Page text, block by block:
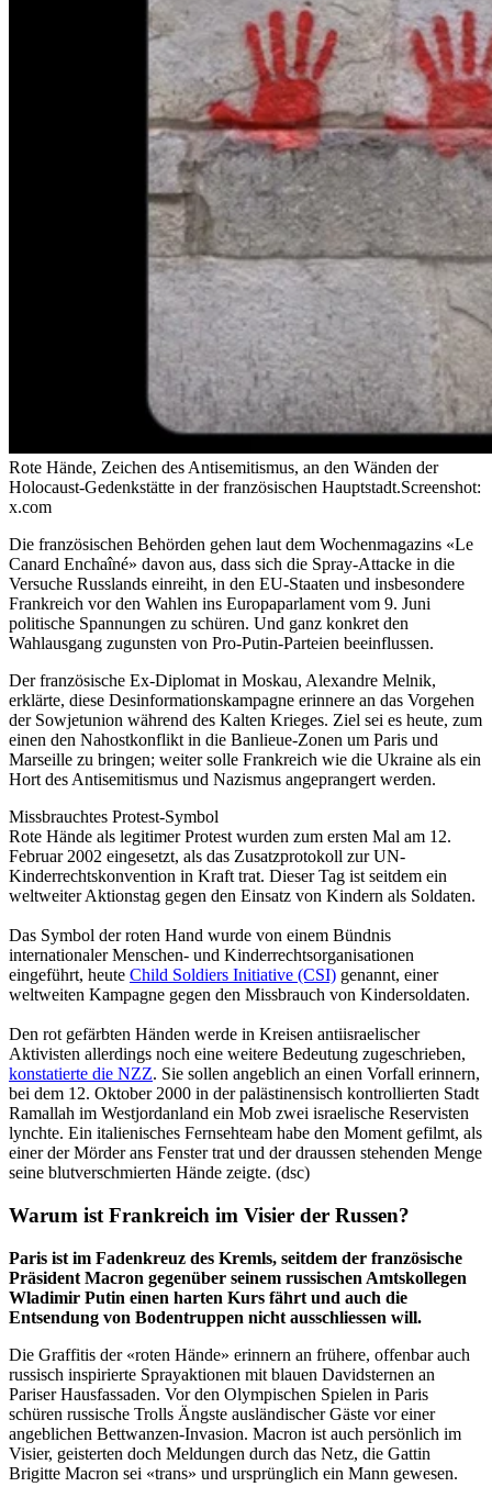
Rote Hände, Zeichen des Antisemitismus, an den Wänden der
Holocaust-Gedenkstätte in der französischen Hauptstadt.Screenshot:
x.com
Die französischen Behörden gehen laut dem Wochenmagazins «Le
Canard Enchaîné» davon aus, dass sich die Spray-Attacke in die
Versuche Russlands einreiht, in den EU-Staaten und insbesondere
Frankreich vor den Wahlen ins Europaparlament vom 9. Juni
politische Spannungen zu schüren. Und ganz konkret den
Wahlausgang zugunsten von Pro-Putin-Parteien beeinflussen.
Der französische Ex-Diplomat in Moskau, Alexandre Melnik,
erklärte, diese Desinformationskampagne erinnere an das Vorgehen
der Sowjetunion während des Kalten Krieges. Ziel sei es heute, zum
einen den Nahostkonflikt in die Banlieue-Zonen um Paris und
Marseille zu bringen; weiter solle Frankreich wie die Ukraine als ein
Hort des Antisemitismus und Nazismus angeprangert werden.
Missbrauchtes Protest-Symbol
Rote Hände als legitimer Protest wurden zum ersten Mal am 12.
Februar 2002 eingesetzt, als das Zusatzprotokoll zur UN-
Kinderrechtskonvention in Kraft trat. Dieser Tag ist seitdem ein
weltweiter Aktionstag gegen den Einsatz von Kindern als Soldaten.
Das Symbol der roten Hand wurde von einem Bündnis
internationaler Menschen- und Kinderrechtsorganisationen
eingeführt, heute Child Soldiers Initiative (CSI) genannt, einer
weltweiten Kampagne gegen den Missbrauch von Kindersoldaten.
Den rot gefärbten Händen werde in Kreisen antiisraelischer
Aktivisten allerdings noch eine weitere Bedeutung zugeschrieben,
konstatierte die NZZ. Sie sollen angeblich an einen Vorfall erinnern,
bei dem 12. Oktober 2000 in der palästinensisch kontrollierten Stadt
Ramallah im Westjordanland ein Mob zwei israelische Reservisten
lynchte. Ein italienisches Fernsehteam habe den Moment gefilmt, als
einer der Mörder ans Fenster trat und der draussen stehenden Menge
seine blutverschmierten Hände zeigte. (dsc)
Warum ist Frankreich im Visier der Russen?
Paris ist im Fadenkreuz des Kremls, seitdem der französische
Präsident Macron gegenüber seinem russischen Amtskollegen
Wladimir Putin einen harten Kurs fährt und auch die
Entsendung von Bodentruppen nicht ausschliessen will.
Die Graffitis der «roten Hände» erinnern an frühere, offenbar auch
russisch inspirierte Sprayaktionen mit blauen Davidsternen an
Pariser Hausfassaden. Vor den Olympischen Spielen in Paris
schüren russische Trolls Ängste ausländischer Gäste vor einer
angeblichen Bettwanzen-Invasion. Macron ist auch persönlich im
Visier, geisterten doch Meldungen durch das Netz, die Gattin
Brigitte Macron sei «trans» und ursprünglich ein Mann gewesen.